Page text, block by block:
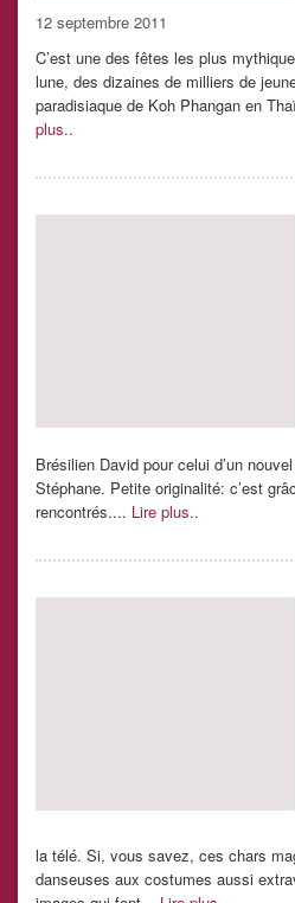
12 septembre 2011
C’est une des fêtes les plus
lune, des dizaines de milliers de
paradisiaque de Koh Phangan en
plus..
Brésilien David pour celui d’un
Stéphane. Petite originalité: c’est
rencontrés.... Lire plus..
la télé. Si, vous savez, ces chars
danseuses aux costumes aussi